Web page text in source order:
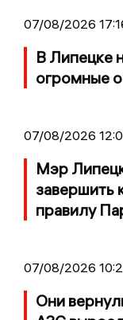
07/08/2026
В Липецке
огромные
07/08/2026
Мэр
завершить
правилу
07/08/2026
Они